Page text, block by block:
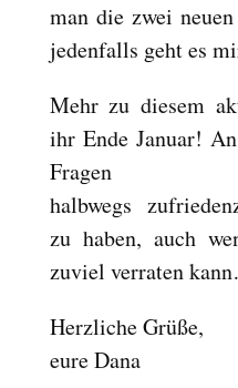
man die zwei
jedenfalls geht es
Mehr zu diesem
ihr Ende Januar!
Fragen
halbwegs
zu haben, auch
zuviel verraten
Herzliche Grüße,
eure Dana